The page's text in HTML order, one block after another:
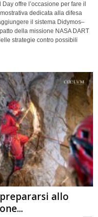
offre l’occasione per fare il
dedicata alla difesa
il sistema Didymos–
della missione NASA DART
strategie contro possibili
allo